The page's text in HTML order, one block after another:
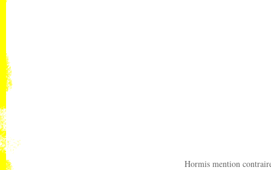
Hormis mention